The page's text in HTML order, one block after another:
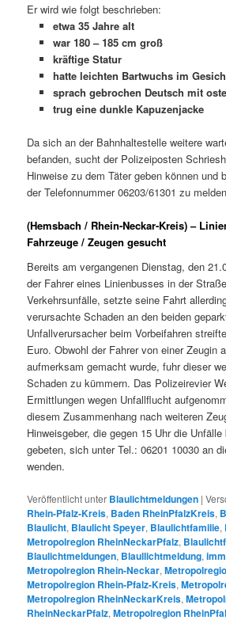
Er wird wie folgt beschrieben:
etwa 35 Jahre alt
war 180 – 185 cm groß
kräftige Statur
hatte leichten Bartwuchs im
sprach gebrochen Deutsch mit
trug eine dunkle Kapuzenjacke
Da sich an der Bahnhaltestelle weitere
befanden, sucht der Polizeiposten
Hinweise zu dem Täter geben können und
der Telefonnummer 06203/61301 zu
(Hemsbach / Rhein-Neckar-Kreis) –
Fahrzeuge / Zeugen gesucht
Bereits am vergangenen Dienstag, den
der Fahrer eines Linienbusses in der
Verkehrsunfälle, setzte seine Fahrt
verursachte Schaden an den beiden
Unfallverursacher beim Vorbeifahren
Euro. Obwohl der Fahrer von einer Zeugin
aufmerksam gemacht wurde, fuhr dieser
Schaden zu kümmern. Das Polizeirevier
Ermittlungen wegen Unfallflucht
diesem Zusammenhang nach weiteren
Hinweisgeber, die gegen 15 Uhr die
gebeten, sich unter Tel.: 06201 10030 an
wenden.
Veröffentlicht unter Blaulichtmeldungen |
Rhein-Pfalz-Kreis, Baden RheinPfalzKreis,
Blaulicht, Blaulicht Speyer, Blaulichtfamilie,
Metropolregion RheinNeckarPfalz,
Blaulichtmeldungen, Blaullichtmeldung,
Metropolregion Rhein-Neckar,
Metropolregion Rhein-Pfalz-Kreis,
Metropolregion RheinNeckarKreis,
RheinNeckarPfalz,Metropolregion